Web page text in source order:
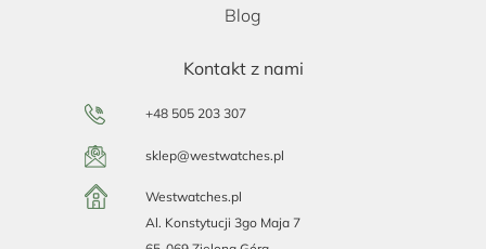
Blog
Kontakt z nami
+48 505 203 307
sklep@westwatches.pl
Westwatches.pl
Al. Konstytucji 3go Maja 7